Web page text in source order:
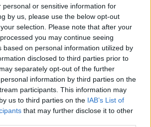
personal or sensitive information for
by us, please use the below opt-out
selection. Please note that after your
you may continue seeing
based on personal information utilized by
disclosed to third parties prior to
separately opt-out of the further
information by third parties on the
participants. This information may
us to third parties on the IAB’s List of
that may further disclose it to other